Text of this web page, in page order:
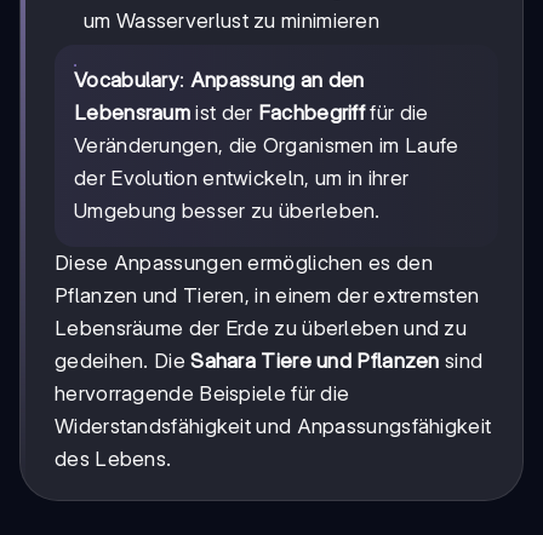
um Wasserverlust zu minimieren
Vocabulary: Anpassung an den
Lebensraum ist der Fachbegrifffür die
Veränderungen, die Organismen im Laufe
der Evolution entwickeln, um in ihrer
Umgebung besser zu überleben.
Diese Anpassungen ermöglichen es den
Pflanzen und Tieren, in einem der extremsten
Lebensräume der Erde zu überleben und zu
gedeihen. DieSahara Tiere und Pflanzen sind
hervorragende Beispiele für die
Widerstandsfähigkeit und Anpassungsfähigkeit
des Lebens.